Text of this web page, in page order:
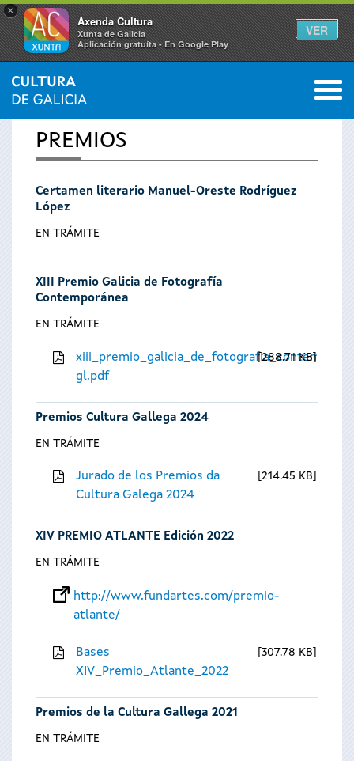
×
Axenda Cultura
Xunta de Galicia
Aplicación gratuíta - En Google Play
VER
Se
encuentra
usted
aquí
INICIO 0
PREMIOS
Certamen literario Manuel-Oreste Rodríguez
López
EN TRÁMITE
XIII Premio Galicia de Fotografía
Contemporánea
EN TRÁMITE
gl.pdf
288.71 KB
Premios Cultura Gallega 2024
EN TRÁMITE
Jurado de los Premios da
Cultura Galega 2024
214.45 KB
XIV PREMIO ATLANTE Edición 2022
EN TRÁMITE
http://www.fundartes.com/premio-
atlante/
Bases
XIV_Premio_Atlante_2022
307.78 KB
Premios de la Cultura Gallega 2021
EN TRÁMITE